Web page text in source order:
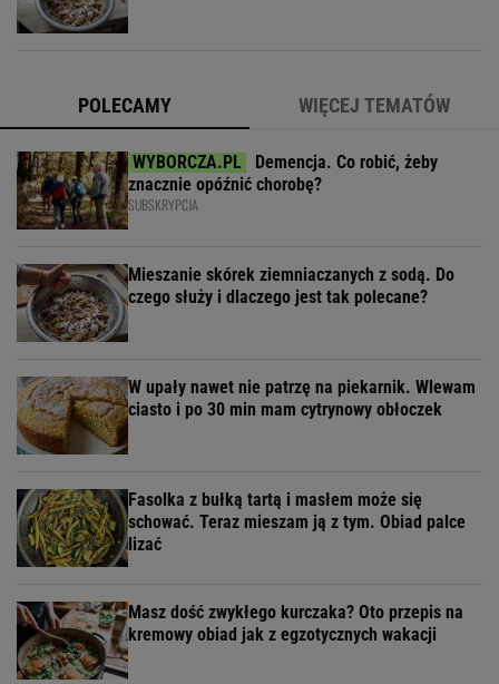
POLECAMY WIĘCEJ TEMATÓW
Demencja. Co robić, żeby
znacznie opóźnić chorobę?
SUBSKRYPCJA
Mieszanie skórek ziemniaczanych z sodą. Do
czego służy i dlaczego jest tak polecane?
W upały nawet nie patrzę na piekarnik. Wlewam
ciasto i po 30 min mam cytrynowy obłoczek
Fasolka z bułką tartą i masłem może się
schować. Teraz mieszam ją z tym. Obiad palce
lizać
Masz dość zwykłego kurczaka? Oto przepis na
kremowy obiad jak z egzotycznych wakacji